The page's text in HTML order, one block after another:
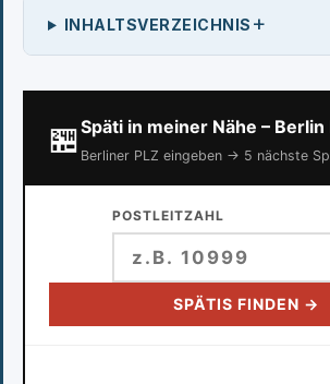
INHALTSVERZEICHNIS +
🏪Späti in meiner Nähe –
Berliner PLZ eingeben → 5 nächste
POSTLEITZAHL
SPÄTIS FINDEN →